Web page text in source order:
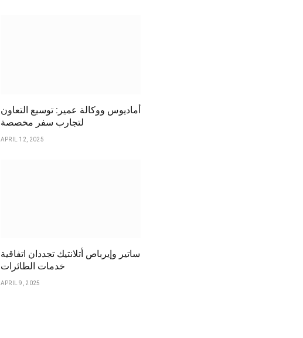
أماديوس ووكالة عمير: توسيع التعاون
لتجارب سفر مخصصة
APRIL 12, 2025
ساتير وإيرباص أتلانتيك تجددان اتفاقية
خدمات الطائرات
APRIL 9, 2025